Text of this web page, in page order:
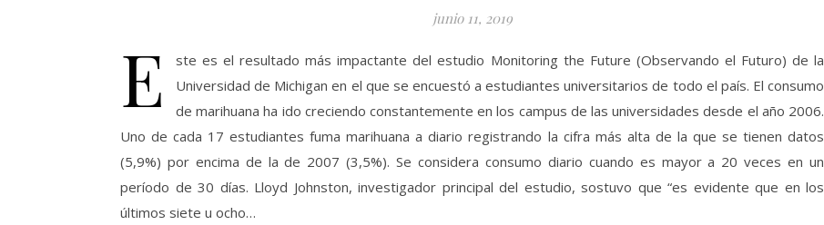
junio 11, 2019
E
ste es el resultado más impactante del estudio Monitoring the Future (Observando el Futuro) de la
Universidad de Michigan en el que se encuestó a estudiantes universitarios de todo el país. El consumo
de marihuana ha ido creciendo constantemente en los campus de las universidades desde el año 2006.
Uno de cada 17 estudiantes fuma marihuana a diario registrando la cifra más alta de la que se tienen datos
(5,9%) por encima de la de 2007 (3,5%). Se considera consumo diario cuando es mayor a 20 veces en un
período de 30 días. Lloyd Johnston, investigador principal del estudio, sostuvo que “es evidente que en los
últimos siete u ocho…